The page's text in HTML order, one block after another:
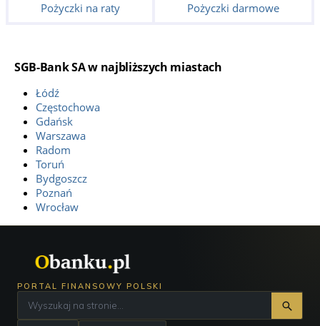
Pożyczki na raty Pożyczki darmowe
SGB-Bank SA w najbliższych miastach
Łódź
Częstochowa
Gdańsk
Warszawa
Radom
Toruń
Bydgoszcz
Poznań
Wrocław
PORTAL FINANSOWY POLSKI